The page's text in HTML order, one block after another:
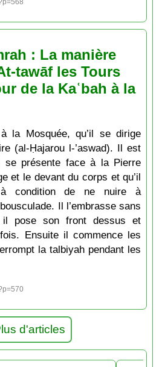
: La manière
tawāf les Tours
de la Kaʿbah à la
la Mosquée, qu’il se dirige
(al-Ḥajarou l-’aswad). Il est
se présente face à la Pierre
et le devant du corps et qu’il
à condition de ne nuire à
Il l’embrasse sans
pose son front dessus et
Ensuite il commence les
la talbiyah pendant les
d'articles